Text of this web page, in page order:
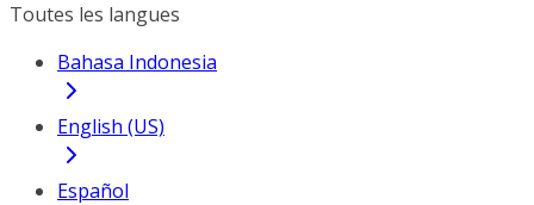
Toutes les langues
Bahasa Indonesia
English (US)
Español